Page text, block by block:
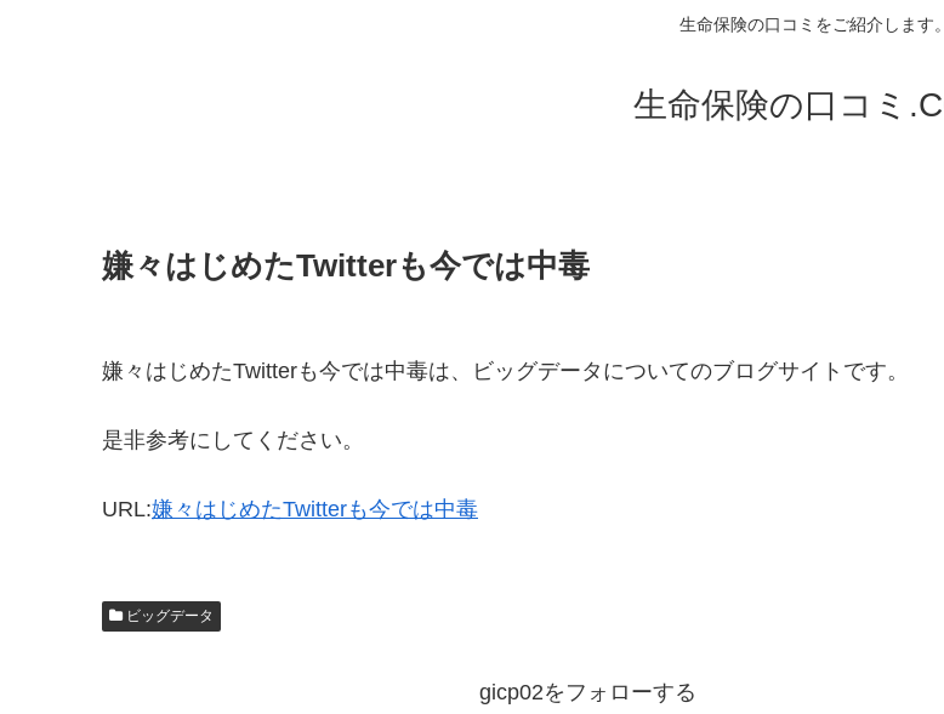
生命保険の口コミをご紹介します。
生命保険の口コミ
嫌々はじめたTwitterも今では中毒
嫌々はじめたTwitterも今では中毒は、ビッグデータについてのブログサイトです。
是非参考にしてください。
URL:嫌々はじめたTwitterも今では中毒
ビッグデータ
gicp02をフォローする